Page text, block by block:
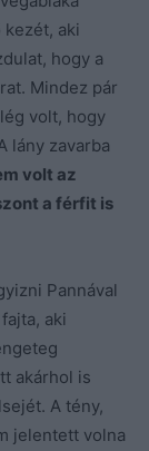
aki
hogy a
Mindez pár
volt, hogy
lány zavarba
volt az
a férfit is
Pannával
aki
akárhol is
A tény,
jelentett volna